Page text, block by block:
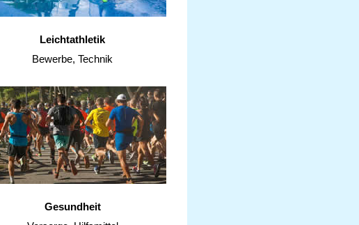
Leichtathletik
Bewerbe, Technik
Gesundheit